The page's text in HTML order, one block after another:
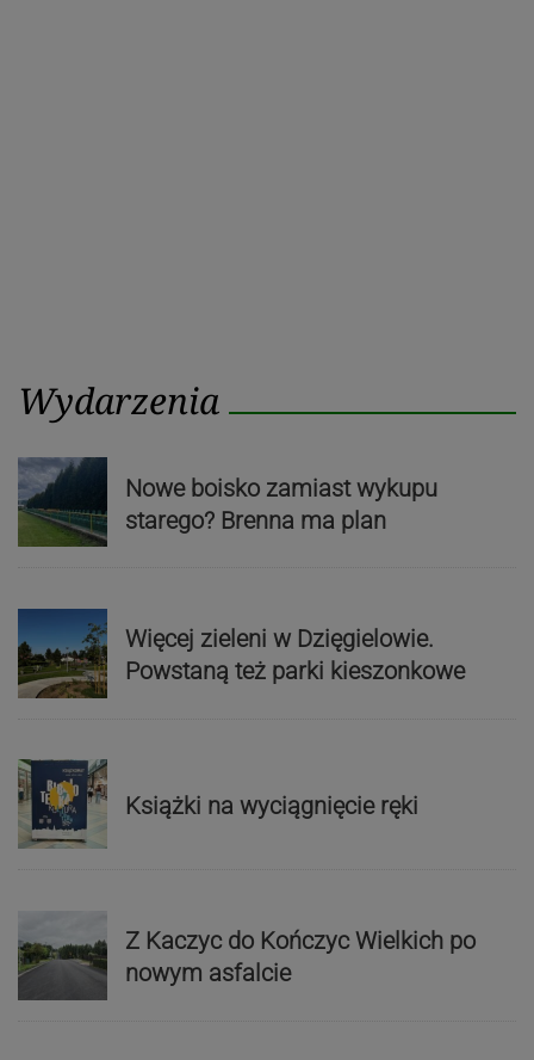
Wydarzenia
Nowe boisko zamiast wykupu
starego? Brenna ma plan
Więcej zieleni w Dzięgielowie.
Powstaną też parki kieszonkowe
Książki na wyciągnięcie ręki
Z Kaczyc do Kończyc Wielkich po
nowym asfalcie